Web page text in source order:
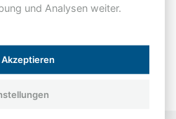
Ja
Glasmatten
und Analysen weiter.
Akzeptieren